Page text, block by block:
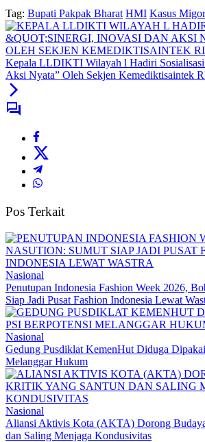
Tag: Bupati Pakpak Bharat HMI Kasus Migor
Kepala LLDIKTI Wilayah l Hadiri Sosialisasi
Aksi Nyata” Oleh Sekjen Kemediktisaintek
Pos Terkait
Nasional
Penutupan Indonesia Fashion Week 2026,
Siap Jadi Pusat Fashion Indonesia Lewat
Nasional
Gedung Pusdiklat KemenHut Diduga
Melanggar Hukum
Nasional
Aliansi Aktivis Kota (AKTA) Dorong
dan Saling Menjaga Kondusivitas